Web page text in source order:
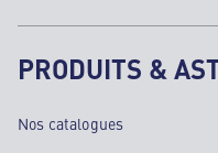
PRODUITS &
Nos catalogues